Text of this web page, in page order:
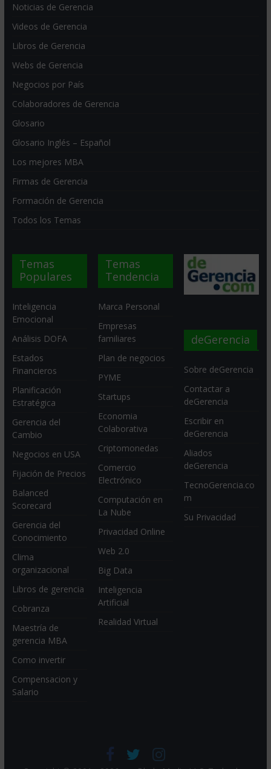
Noticias de Gerencia
Videos de Gerencia
Libros de Gerencia
Webs de Gerencia
Negocios por País
Colaboradores de Gerencia
Glosario
Glosario Inglés – Español
Los mejores MBA
Firmas de Gerencia
Formación de Gerencia
Todos los Temas
Temas
Populares
Inteligencia
Emocional
Análisis DOFA
Estados
Financieros
Planificación
Estratégica
Gerencia del
Cambio
Negocios en USA
Fijación de Precios
Balanced
Scorecard
Gerencia del
Conocimiento
Clima
organizacional
Libros de gerencia
Cobranza
Maestría de
gerencia MBA
Como invertir
Compensacion y
Salario
Temas
Tendencia
Marca Personal
Empresas
familiares
Plan de negocios
PYME
Startups
Economia
Colaborativa
Criptomonedas
Comercio
Electrónico
Computación en
La Nube
Privacidad Online
Web 2.0
Big Data
Inteligencia
Artificial
Realidad Virtual
deGerencia
Sobre deGerencia
Contactar a
deGerencia
Escribir en
deGerencia
Aliados
deGerencia
TecnoGerencia.co
m
Su Privacidad